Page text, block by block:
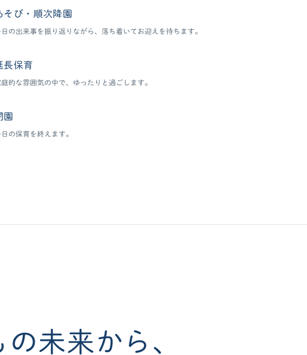
そび・順次降園
日の出来事を振り返りながら、落ち着いてお迎えを待ちます。
長保育
庭的な雰囲気の中で、ゆったりと過ごします。
園
日の保育を終えます。
未来から、